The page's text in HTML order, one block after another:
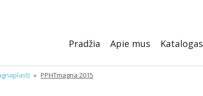
Pradžia Apie mus Katalogas
» PPHTmagna 2015